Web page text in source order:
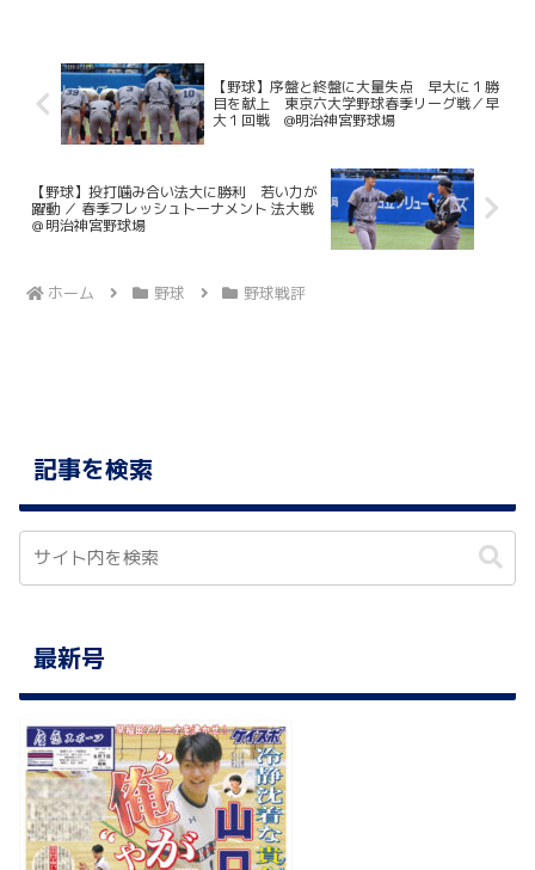
【野球】序盤と終盤に大量失点 早大に１勝
目を献上 東京六大学野球春季リーグ戦／早
大１回戦 @明治神宮野球場
【野球】投打噛み合い法大に勝利 若い力が
躍動 ／ 春季フレッシュトーナメント 法大戦
＠明治神宮野球場
ホーム 野球 野球戦評
記事を検索
最新号